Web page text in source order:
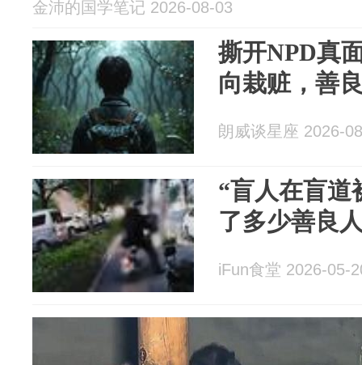
金沛的国学笔记 2026-08-03
撕开NPD真
向栽赃，善
朗威谈星座 2026-
“盲人在盲道
了多少善良
iFun食堂 2026-05-